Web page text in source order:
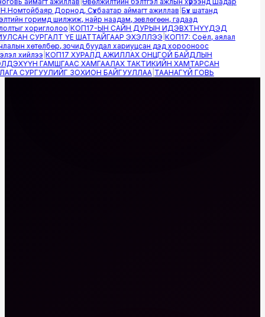
Дорнод, Сүхбаатар аймагт ажиллав|Бүх шатанд
горимд шилжиж, найр наадам, зөвлөгөөн, гадаад
хориглолоо|КОП17-ЫН САЙН ДУРЫН ИДЭВХТНҮҮДЭД
СУРГАЛТ ҮЕ ШАТТАЙГААР ЭХЭЛЛЭЭ|КОП17: Соёл, аялал
хөтөлбөр, зочид буудал хариуцсан дэд хорооноос
хийлээ|КОП17 ХУРАЛД АЖИЛЛАХ ОНЦГОЙ БАЙДЛЫН
ГАМШГААС ХАМГААЛАХ ТАКТИКИЙН ХАМТАРСАН
СУРГУУЛИЙГ ЗОХИОН БАЙГУУЛЛАА|ТААНАГҮЙ ГОВЬ